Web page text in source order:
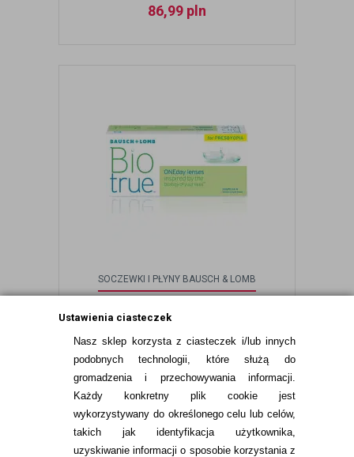
Ustawienia ciasteczek
Nasz sklep korzysta z ciasteczek i/lub innych
podobnych technologii, które służą do
gromadzenia i przechowywania informacji.
Każdy konkretny plik cookie jest
wykorzystywany do określonego celu lub celów,
takich jak identyfikacja użytkownika,
uzyskiwanie informacji o sposobie korzystania z
86,99 pln
SOCZEWKI I PŁYNY BAUSCH & LOMB
30 SZT.
93,99